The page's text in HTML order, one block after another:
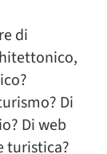
di
Di
Di web
turistica?